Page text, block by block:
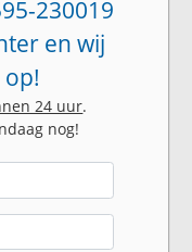
230019
en wij
24 uur.
nog!